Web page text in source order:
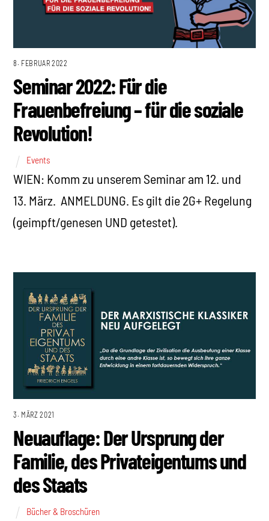
8. FEBRUAR 2022
Seminar 2022: Für die
Frauenbefreiung – für die soziale
Revolution!
Events
WIEN: Komm zu unserem Seminar am 12. und
13. März. ANMELDUNG. Es gilt die 2G+ Regelung
(geimpft/genesen UND getestet).
3. MÄRZ 2021
Neuauflage: Der Ursprung der
Familie, des Privateigentums und
des Staats
Bücher & Broschüren